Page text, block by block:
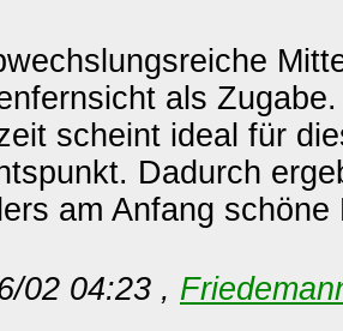
als
scheint ideal für
Dadurch
am Anfang
02 04:23 ,